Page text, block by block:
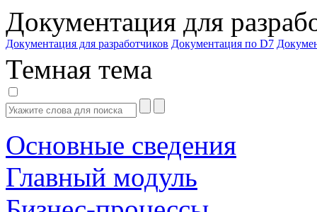
Документация для
Документация для разработчиков Документация по D7
Темная тема
Основные сведения
Главный модуль